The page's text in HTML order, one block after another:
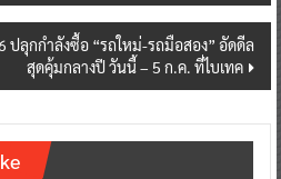
ปลุกกำลังซื้อ “รถใหม่-รถมือสอง” อัดดีล
สุดคุ้มกลางปี วันนี้ – 5 ก.ค. ที่ไบเทค